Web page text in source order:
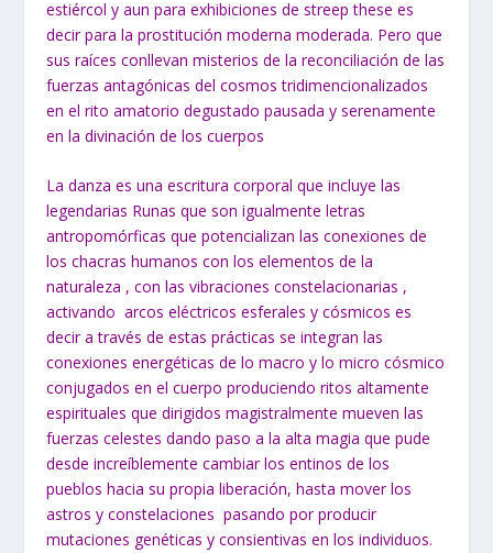
estiércol y aun para exhibiciones de streep these es
decir para la prostitución moderna moderada. Pero que
sus raíces conllevan misterios de la reconciliación de las
fuerzas antagónicas del cosmos tridimencionalizados
en el rito amatorio degustado pausada y serenamente
en la divinación de los cuerpos
La danza es una escritura corporal que incluye las
legendarias Runas que son igualmente letras
antropomórficas que potencializan las conexiones de
los chacras humanos con los elementos de la
naturaleza , con las vibraciones constelacionarias ,
activando arcos eléctricos esferales y cósmicos es
decir a través de estas prácticas se integran las
conexiones energéticas de lo macro y lo micro cósmico
conjugados en el cuerpo produciendo ritos altamente
espirituales que dirigidos magistralmente mueven las
fuerzas celestes dando paso a la alta magia que pude
desde increíblemente cambiar los entinos de los
pueblos hacia su propia liberación, hasta mover los
astros y constelaciones pasando por producir
mutaciones genéticas y consientivas en los individuos.